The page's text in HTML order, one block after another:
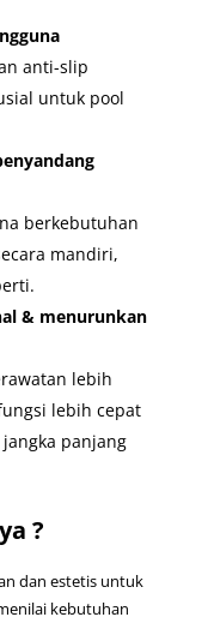
anti-slip
untuk pool
berkebutuhan
mandiri,
& menurunkan
lebih
lebih cepat
panjang
?
dan estetis untuk
kebutuhan